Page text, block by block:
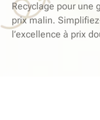
Recyclage pour une
prix malin.
l’excellence à prix